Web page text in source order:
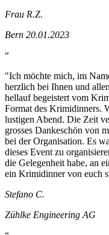
Frau R.Z.
Bern 20.01.2023
“
"Ich möchte mich, im
herzlich bei Ihnen und
hellauf begeistert vom
Format des Krimidinners.
lustigen Abend. Die Zeit
grosses Dankeschön von
bei der Organisation. Es
dieses Event zu
die Gelegenheit habe, an
ein Krimidinner von euch
Stefano C.
Zühlke Engineering AG